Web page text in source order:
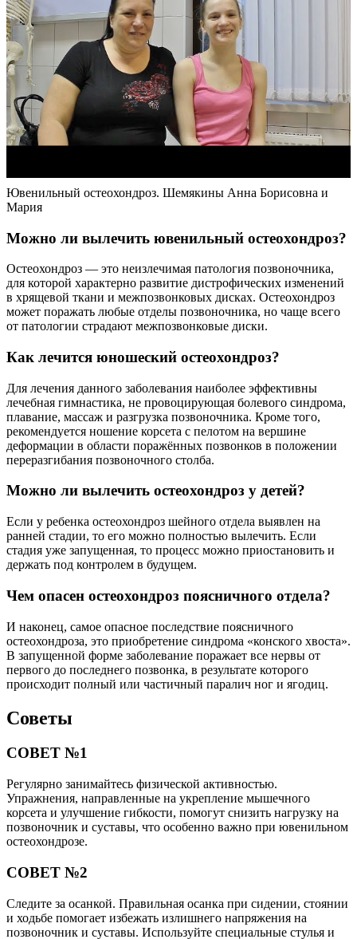
Ювенильный остеохондроз. Шемякины Анна Борисовна и
Мария
Можно ли вылечить ювенильный остеохондроз?
Остеохондроз — это неизлечимая патология позвоночника,
для которой характерно развитие дистрофических изменений
в хрящевой ткани и межпозвонковых дисках. Остеохондроз
может поражать любые отделы позвоночника, но чаще всего
от патологии страдают межпозвонковые диски.
Как лечится юношеский остеохондроз?
Для лечения данного заболевания наиболее эффективны
лечебная гимнастика, не провоцирующая болевого синдрома,
плавание, массаж и разгрузка позвоночника. Кроме того,
рекомендуется ношение корсета с пелотом на вершине
деформации в области поражённых позвонков в положении
переразгибания позвоночного столба.
Можно ли вылечить остеохондроз у детей?
Если у ребенка остеохондроз шейного отдела выявлен на
ранней стадии, то его можно полностью вылечить. Если
стадия уже запущенная, то процесс можно приостановить и
держать под контролем в будущем.
Чем опасен остеохондроз поясничного отдела?
И наконец, самое опасное последствие поясничного
остеохондроза, это приобретение синдрома «конского хвоста».
В запущенной форме заболевание поражает все нервы от
первого до последнего позвонка, в результате которого
происходит полный или частичный паралич ног и ягодиц.
Советы
СОВЕТ №1
Регулярно занимайтесь физической активностью.
Упражнения, направленные на укрепление мышечного
корсета и улучшение гибкости, помогут снизить нагрузку на
позвоночник и суставы, что особенно важно при ювенильном
остеохондрозе.
СОВЕТ №2
Следите за осанкой. Правильная осанка при сидении, стоянии
и ходьбе помогает избежать излишнего напряжения на
позвоночник и суставы. Используйте специальные стулья и